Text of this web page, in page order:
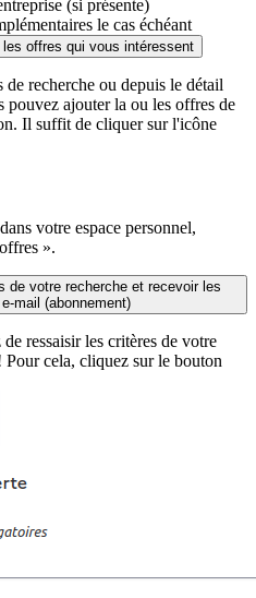
(si présente)
le cas échéant
offres qui vous intéressent
de recherche ou depuis le détail
pouvez ajouter la ou les offres de
Il suffit de cliquer sur l'icône
votre espace personnel,
».
de votre recherche et recevoir les
mail (abonnement)
ressaisir les critères de votre
Pour cela, cliquez sur le bouton